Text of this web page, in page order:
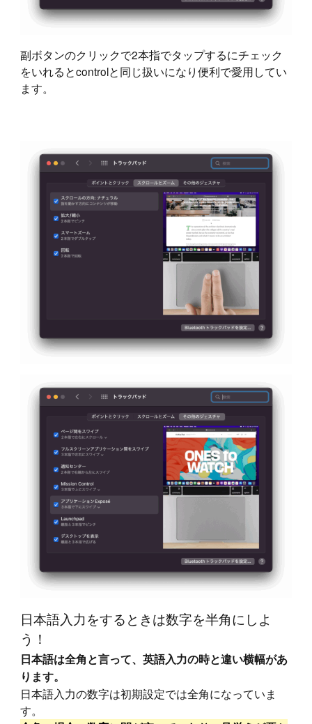
副ボタンのクリックで2本指でタップするにチェック
をいれるとcontrolと同じ扱いになり便利で愛用してい
ます。
日本語入力をするときは数字を半角にしよ
う！
日本語は全角と言って、英語入力の時と違い横幅があ
ります。
日本語入力の数字は初期設定では全角になっていま
す。